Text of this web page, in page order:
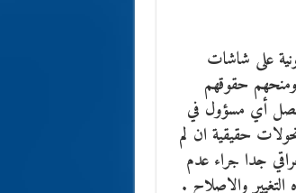
على شاشات
ومنحهم حقوقهم
يفصل أي مسؤول في
حقيقية ان لم
جدا جراء عدم
والاصلاح .